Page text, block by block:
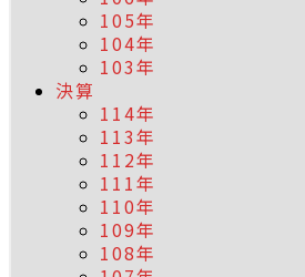
105年
104年
103年
決算
114年
113年
112年
111年
110年
109年
108年